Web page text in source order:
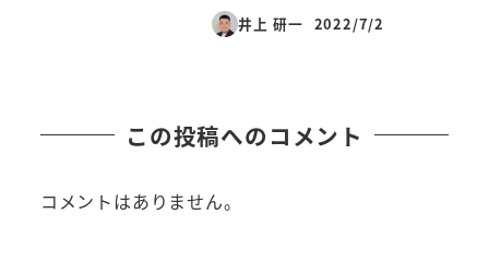
井上 研一
投稿日
2022/7/2
この投稿へのコメント
コメントはありません。